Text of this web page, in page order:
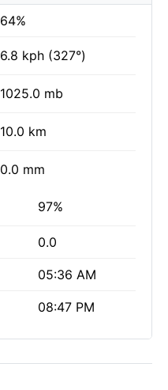
64%
6.8 kph (327°)
1025.0 mb
10.0 km
0.0 mm
97%
0.0
05:36 AM
08:47 PM